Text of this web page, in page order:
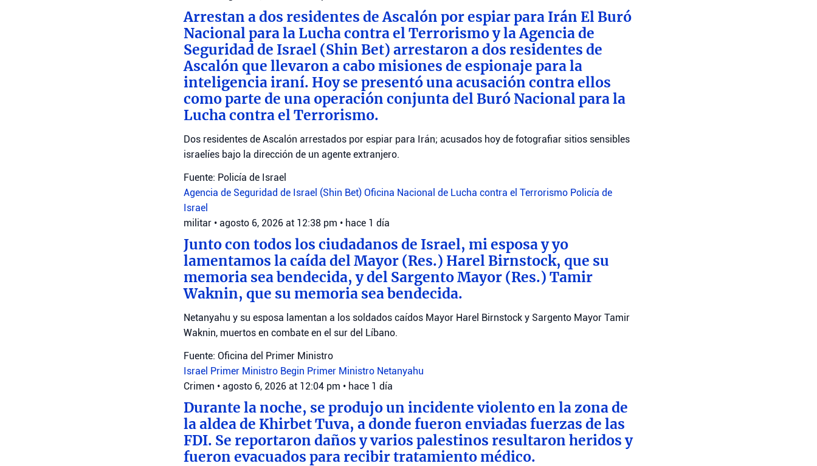
Arrestan a dos residentes de Ascalón por espiar para Irán El Buró
Nacional para la Lucha contra el Terrorismo y la Agencia de
Seguridad de Israel (Shin Bet) arrestaron a dos residentes de
Ascalón que llevaron a cabo misiones de espionaje para la
inteligencia iraní. Hoy se presentó una acusación contra ellos
como parte de una operación conjunta del Buró Nacional para la
Lucha contra el Terrorismo.
Dos residentes de Ascalón arrestados por espiar para Irán; acusados hoy de fotografiar sitios sensibles
israelíes bajo la dirección de un agente extranjero.
Fuente: Policía de Israel
Agencia de Seguridad de Israel (Shin Bet) Oficina Nacional de Lucha contra el Terrorismo Policía de
Israel
militar • agosto 6, 2026 at 12:38 pm • hace 1 día
Junto con todos los ciudadanos de Israel, mi esposa y yo
lamentamos la caída del Mayor (Res.) Harel Birnstock, que su
memoria sea bendecida, y del Sargento Mayor (Res.) Tamir
Waknin, que su memoria sea bendecida.
Netanyahu y su esposa lamentan a los soldados caídos Mayor Harel Birnstock y Sargento Mayor Tamir
Waknin, muertos en combate en el sur del Líbano.
Fuente: Oficina del Primer Ministro
Israel Primer Ministro Begin Primer Ministro Netanyahu
Crimen • agosto 6, 2026 at 12:04 pm • hace 1 día
Durante la noche, se produjo un incidente violento en la zona de
la aldea de Khirbet Tuva, a donde fueron enviadas fuerzas de las
FDI. Se reportaron daños y varios palestinos resultaron heridos y
fueron evacuados para recibir tratamiento médico.